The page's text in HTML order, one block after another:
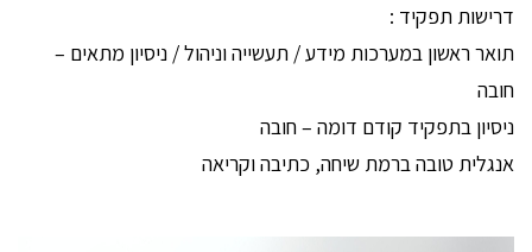
דרישות תפקיד :
תואר ראשון במערכות מידע / תעשייה וניהול / ניסיון מתאים –
חובה
ניסיון בתפקיד קודם דומה – חובה
אנגלית טובה ברמת שיחה, כתיבה וקריאה